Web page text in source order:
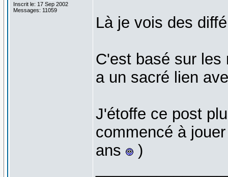
Inscrit le: 17 Sep 2002
Messages: 11059
Là je vois des
C'est basé sur les
a un sacré lien
J'étoffe ce post
commencé à
ans
)